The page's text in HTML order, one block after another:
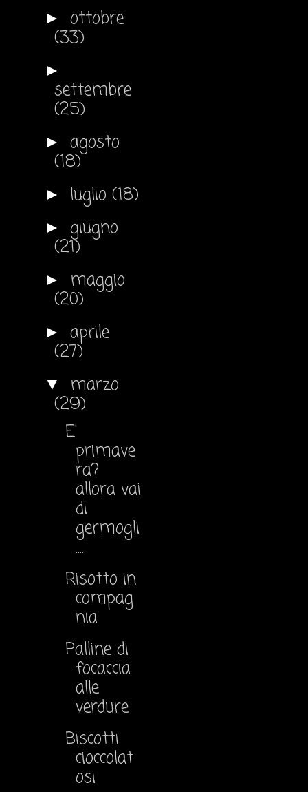
► ottobre
(33)
►
settembre
(25)
► agosto
(18)
► luglio (18)
► giugno
(21)
► maggio
(20)
► aprile
(27)
▼ marzo
(29)
E'
primave
ra?
allora vai
di
germogli
.....
Risotto in
compag
nia
Palline di
focaccia
alle
verdure
Biscotti
cioccolat
osi